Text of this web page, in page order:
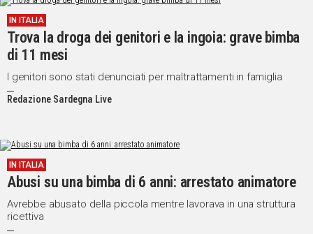
IN ITALIA
Trova la droga dei genitori e la ingoia: grave bimba
di 11 mesi
I genitori sono stati denunciati per maltrattamenti in famiglia
Redazione Sardegna Live
IN ITALIA
Abusi su una bimba di 6 anni: arrestato animatore
Avrebbe abusato della piccola mentre lavorava in una struttura
ricettiva